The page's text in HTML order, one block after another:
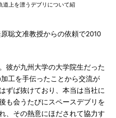
道上を漂うデブリについて紹
聡文准教授からの依頼で2010
彼が九州大学の大学院生だった
工を手伝ったことから交流が
ずば抜けており、本当は当社に
も会うたびにスペースデブリを
、その熱意にほだされて協力す